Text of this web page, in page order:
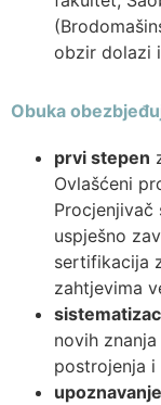
obzir dolazi
Obuka
prvi stepen
Ovlašćeni
Procjenjivač
uspješno
sertifikacija
zahtjevima
novih
postrojenja i
upoznavanje